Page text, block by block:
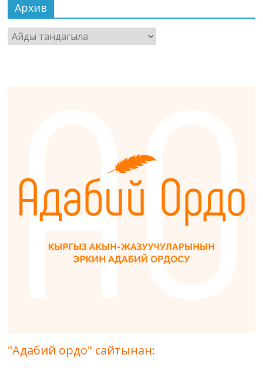
Архив
Архив
"Адабий ордо" сайтынан: